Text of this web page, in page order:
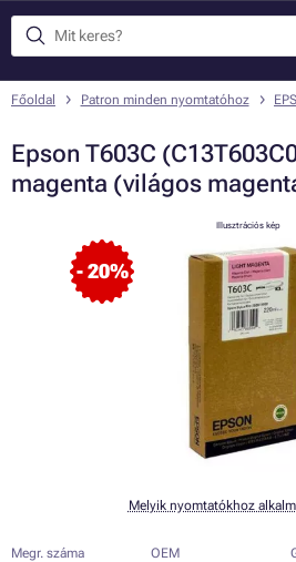
Főoldal Patron minden nyomtatóhoz
Epson T603C
magenta (világos
- 20%
Illusztrációs kép
Melyik nyomtatókhoz
Megr. száma
OEM